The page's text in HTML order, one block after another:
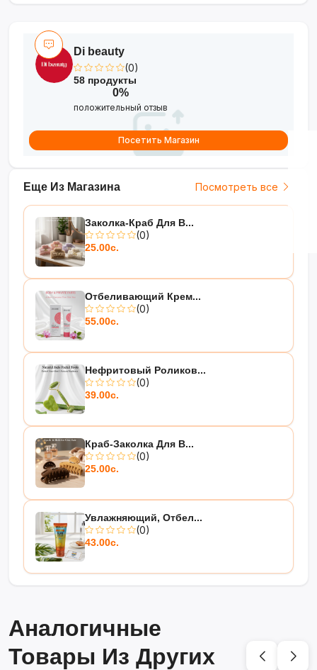
Упругая, увлажнённая и сияющая кожа с
каждым применением!
Еще Из Магазина Посмотреть все
Заколка-Краб Для В...
(0)
25.00с.
Отбеливающий Крем...
(0)
55.00с.
Нефритовый Роликов...
(0)
39.00с.
Краб-Заколка Для В...
(0)
25.00с.
Увлажняющий, Отбел...
(0)
43.00с.
Di beauty
(0)
58 продукты
0%
положительный отзыв
Посетить Магазин
Аналогичные
Товары Из Других